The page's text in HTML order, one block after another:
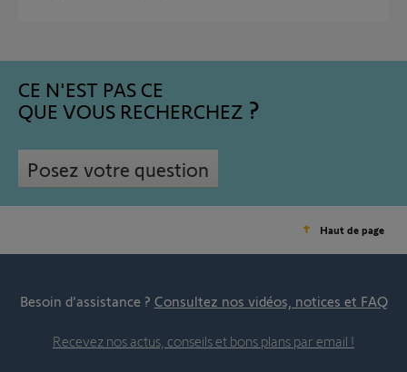
CE N'EST PAS CE
QUE VOUS RECHERCHEZ
Posez votre question
Haut de page
Besoin d’assistance ? Consultez nos vidéos, notices et FAQ
Recevez nos actus, conseils et bons plans par email !